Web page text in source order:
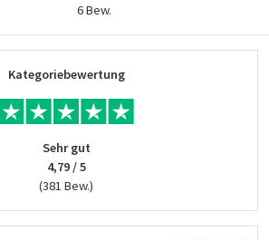
6 Bew.
Kategoriebewertung
Sehr gut
4,79 / 5
(381 Bew.)